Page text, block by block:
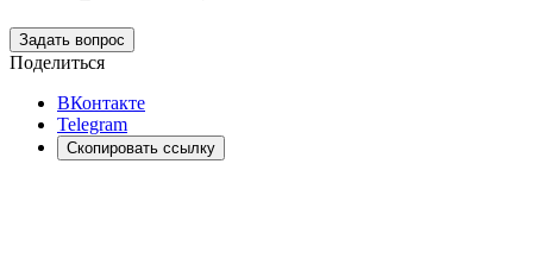
Задать вопрос
Поделиться
ВКонтакте
Telegram
Скопировать ссылку